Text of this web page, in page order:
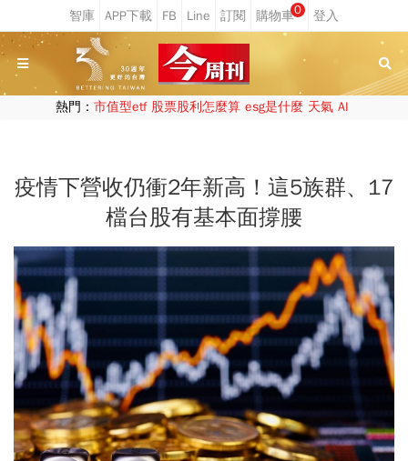
0
熱門： 市值型etf 股票股利怎麼算 esg是什麼 天氣 AI
疫情下營收仍衝2年新高！這5族群、17
檔台股有基本面撐腰